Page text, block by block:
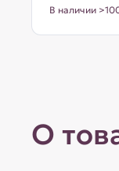
В наличии
О